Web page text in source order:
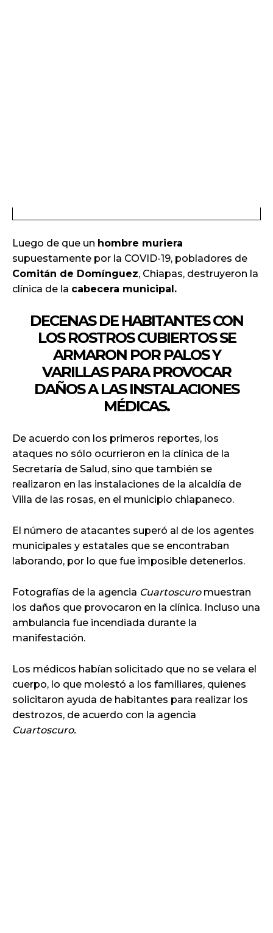
Luego de que un hombre muriera
supuestamente por la COVID-19, pobladores de
Comitán de Domínguez, Chiapas, destruyeron la
clínica de la cabecera municipal.
DECENAS DE HABITANTES CON
LOS ROSTROS CUBIERTOS SE
ARMARON POR PALOS Y
VARILLAS PARA PROVOCAR
DAÑOS A LAS INSTALACIONES
MÉDICAS.
De acuerdo con los primeros reportes, los
ataques no sólo ocurrieron en la clínica de la
Secretaría de Salud, sino que también se
realizaron en las instalaciones de la alcaldía de
Villa de las rosas, en el municipio chiapaneco.
El número de atacantes superó al de los agentes
municipales y estatales que se encontraban
laborando, por lo que fue imposible detenerlos.
Fotografías de la agencia Cuartoscuromuestran
los daños que provocaron en la clínica. Incluso una
ambulancia fue incendiada durante la
manifestación.
Los médicos habían solicitado que no se velara el
cuerpo, lo que molestó a los familiares, quienes
solicitaron ayuda de habitantes para realizar los
destrozos, de acuerdo con la agencia
Cuartoscuro.